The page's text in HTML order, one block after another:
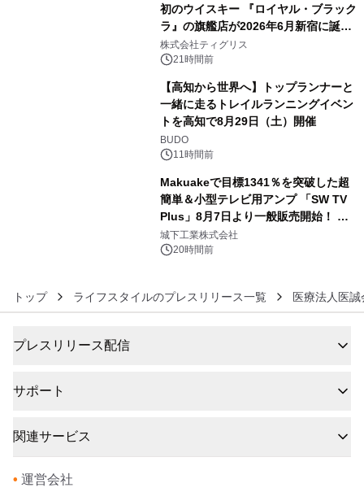
初のウイスキー 『ロイヤル・ブラック
ラ』の旗艦店が2026年6月新宿に誕
生 バカルディ ジャパンと連携した
没入型バー「BAR Arca」
株式会社ティグリス
21時間前
【高知から世界へ】トップランナーと
一緒に走るトレイルランニングイベン
トを高知で8月29日（土）開催
BUDO
11時間前
Makuakeで目標1341％を突破した超
簡単＆小型テレビ用アンプ 「SW TV
Plus」8月7日より一般販売開始！ ケ
ーブル1本つなぐだけ、テレビの音が
ぐっと豊かに
城下工業株式会社
20時間前
トップ ライフスタイルのプレスリリース一覧 医療法人医誠
プレスリリース配信
サポート
関連サービス
• 運営会社